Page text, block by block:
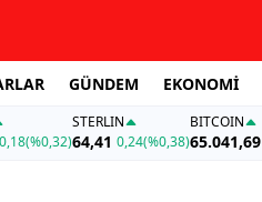
GÜNDEM EKONOMİ
0,18(%0,32)
STERLIN
64,41 0,24(%0,38)
BITCOIN
65.041,69